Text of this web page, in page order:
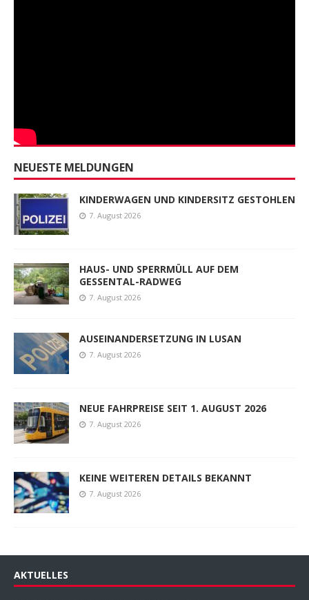
NEUESTE MELDUNGEN
KINDERWAGEN UND KINDERSITZ GESTOHLEN
7. August 2026
HAUS- UND SPERRMÜLL AUF DEM
GESSENTAL-RADWEG
7. August 2026
AUSEINANDERSETZUNG IN LUSAN
7. August 2026
NEUE FAHRPREISE SEIT 1. AUGUST 2026
7. August 2026
KEINE WEITEREN DETAILS BEKANNT
7. August 2026
AKTUELLES